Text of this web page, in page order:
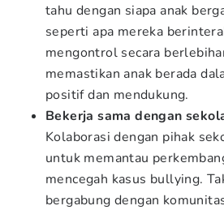
tahu dengan siapa anak
seperti apa mereka
mengontrol secara
memastikan anak berada
positif dan mendukung.
Bekerja sama dengan
Kolaborasi dengan pihak
untuk memantau
mencegah kasus bullying.
bergabung dengan